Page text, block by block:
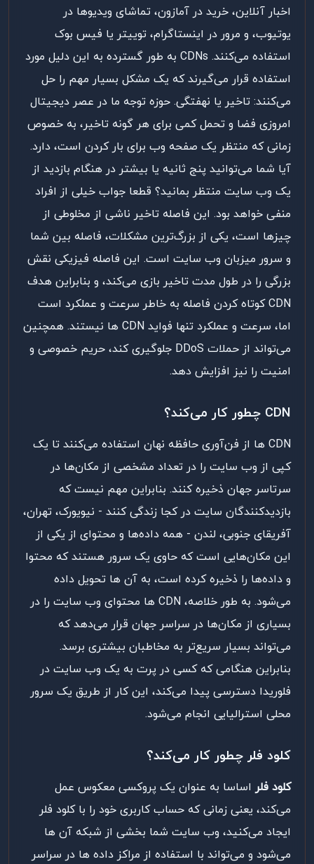
اخبار آنلاین، خرید در آمازون، تماشای ویدیوها در
یوتیوب، و مرور در اینستاگرام، توییتر یا فیس بوک
استفاده می‌کنند. CDNs به طور گسترده به این دلیل مورد
استفاده قرار می‌گیرند که یک مشکل بسیار مهم را حل
می‌کنند: تاخیر یا نهفتگی. حوزه توجه ما در عصر دیجیتال
امروزی فضا و تحمل کمی برای هر گونه تاخیر، به خصوص
زمانی که منتظر یک صفحه وب برای بار کردن است، دارد.
آیا شما می‌توانید پنج ثانیه یا بیشتر در هنگام بازدید از
یک وب سایت منتظر بمانید؟ قطعا جواب خیلی از افراد
منفی خواهد بود. این فاصله تاخیر ناشی از مخلوطی از
چیزها است، یکی از بزرگ‌ترین مشکلات، فاصله بین شما
و سرور میزبان وب سایت است. این فاصله فیزیکی نقش
بزرگی را در طول مدت تاخیر بازی می‌کند، و بنابراین هدف
CDN کوتاه کردن فاصله به خاطر سرعت و عملکرد است
اما، سرعت و عملکرد تنها فواید CDN ها نیستند. همچنین
می‌تواند از حملات DDoS جلوگیری کند، حریم خصوصی و
امنیت را نیز افزایش دهد.
CDN چطور کار می‌کند؟
CDN ها از فن‌آوری حافظه نهان استفاده می‌کنند تا یک
کپی از وب سایت را در تعداد مشخصی از مکان‌ها در
سرتاسر جهان ذخیره کنند. بنابراین مهم نیست که
بازدیدکنندگان سایت در کجا زندگی کنند - نیویورک، تهران،
آفریقای جنوبی، لندن - همه داده‌ها و محتوای از یکی از
این مکان‌هایی است که حاوی یک سرور هستند که محتوا
و داده‌ها را ذخیره کرده است، به آن‌ ها تحویل داده
می‌شود. به طور خلاصه، CDN ها محتوای وب سایت را در
بسیاری از مکان‌ها در سراسر جهان قرار می‌دهد که
می‌تواند بسیار سریع‌تر به مخاطبان بیشتری برسد.
بنابراین هنگامی که کسی در پرت به یک وب سایت در
فلوریدا دسترسی پیدا می‌کند، این کار از طریق یک سرور
محلی استرالیایی انجام می‌شود.
کلود فلر چطور کار می‌کند؟
کلود فلر اساسا به عنوان یک پروکسی معکوس عمل
می‌کند، یعنی زمانی که حساب کاربری خود را با کلود فلر
ایجاد می‌کنید، وب سایت شما بخشی از شبکه آن‌ ها
می‌شود و می‌تواند با استفاده از مراکز داده‌ ها در سراسر